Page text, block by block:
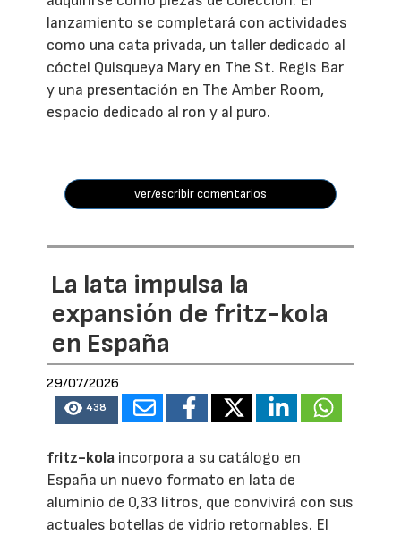
lanzamiento se completará con actividades
como una cata privada, un taller dedicado al
cóctel Quisqueya Mary en The St. Regis Bar
y una presentación en The Amber Room,
espacio dedicado al ron y al puro.
ver/escribir comentarios
La lata impulsa la
expansión de fritz-kola
en España
29/07/2026
438
fritz-kola incorpora a su catálogo en
España un nuevo formato en lata de
aluminio de 0,33 litros, que convivirá con sus
actuales botellas de vidrio retornables. El